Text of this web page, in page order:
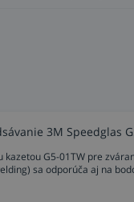
3M Speedglas
kazetou G5-01TW pre
sa odporúča aj na